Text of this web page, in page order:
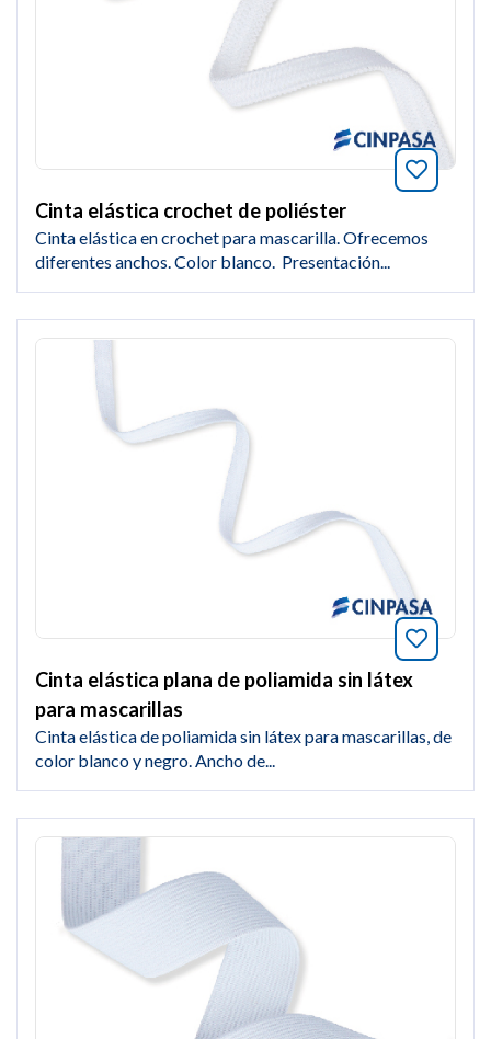
Añade
Cinta elástica crochet de poliéster
Cinta elástica en crochet para mascarilla. Ofrecemos
diferentes anchos. Color blanco. Presentación...
Añade
Cinta elástica plana de poliamida sin látex
para mascarillas
Cinta elástica de poliamida sin látex para mascarillas, de
color blanco y negro. Ancho de...